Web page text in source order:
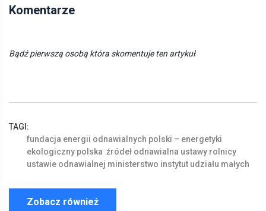
Komentarze
Bądź pierwszą osobą która skomentuje ten artykuł
TAGI:
fundacja energii odnawialnych polski – energetyki
ekologiczny polska źródeł odnawialna ustawy rolnicy
ustawie odnawialnej ministerstwo instytut udziału małych
Zobacz również